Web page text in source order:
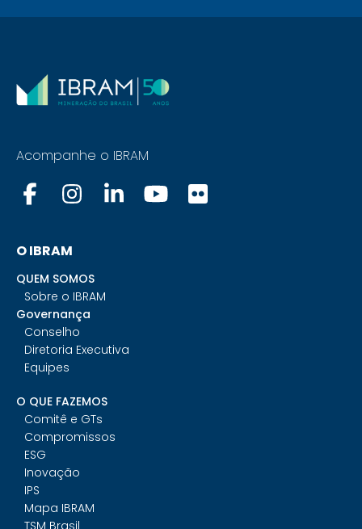
Acompanhe o IBRAM
O IBRAM
QUEM SOMOS
Sobre o IBRAM
Governança
Conselho
Diretoria Executiva
Equipes
O QUE FAZEMOS
Comitê e GTs
Compromissos
ESG
Inovação
IPS
Mapa IBRAM